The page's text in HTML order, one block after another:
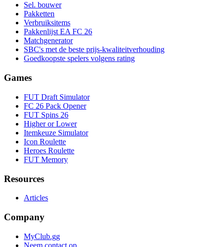
Sel. bouwer
Pakketten
Verbruiksitems
Pakkenlijst EA FC 26
Matchgenerator
SBC's met de beste prijs-kwaliteitverhouding
Goedkoopste spelers volgens rating
Games
FUT Draft Simulator
FC 26 Pack Opener
FUT Spins 26
Higher or Lower
Itemkeuze Simulator
Icon Roulette
Heroes Roulette
FUT Memory
Resources
Articles
Company
MyClub.gg
Neem contact op